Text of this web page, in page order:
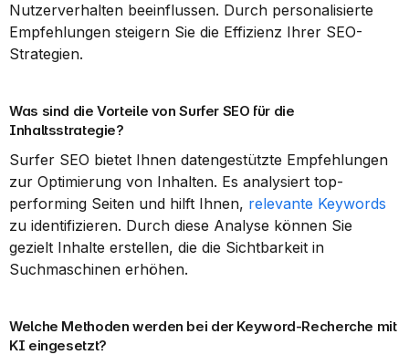
Nutzerverhalten beeinflussen. Durch personalisierte
Empfehlungen steigern Sie die Effizienz Ihrer SEO-
Strategien.
Was sind die Vorteile von Surfer SEO für die
Inhaltsstrategie?
Surfer SEO bietet Ihnen datengestützte Empfehlungen
zur Optimierung von Inhalten. Es analysiert top-
performing Seiten und hilft Ihnen, relevante Keywords
zu identifizieren. Durch diese Analyse können Sie
gezielt Inhalte erstellen, die die Sichtbarkeit in
Suchmaschinen erhöhen.
Welche Methoden werden bei der Keyword-Recherche mit
KI eingesetzt?